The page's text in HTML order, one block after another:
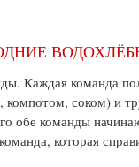
Каждая команда
соком) и
обе команды
которая